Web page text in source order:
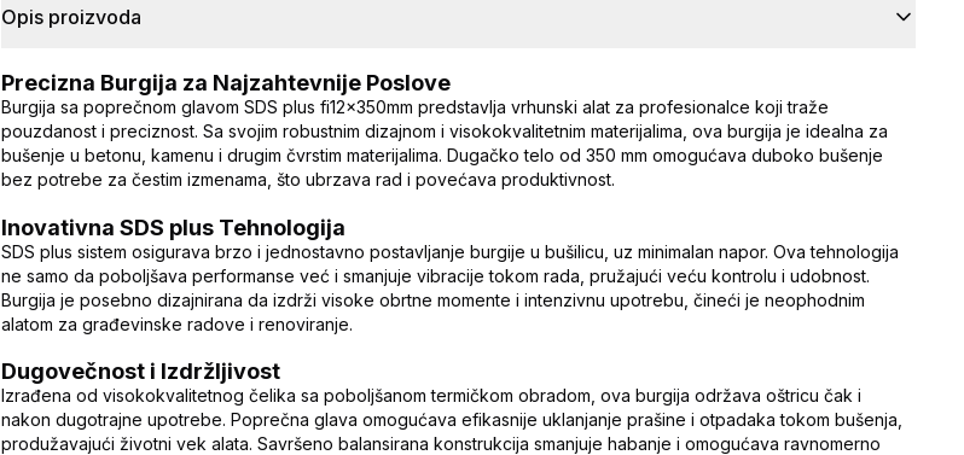
Opis proizvoda
Precizna Burgija za Najzahtevnije Poslove
Burgija sa poprečnom glavom SDS plus fi12×350mm predstavlja vrhunski alat za profesionalce koji traže
pouzdanost i preciznost. Sa svojim robustnim dizajnom i visokokvalitetnim materijalima, ova burgija je idealna za
bušenje u betonu, kamenu i drugim čvrstim materijalima. Dugačko telo od 350 mm omogućava duboko bušenje
bez potrebe za čestim izmenama, što ubrzava rad i povećava produktivnost.
Inovativna SDS plus Tehnologija
SDS plus sistem osigurava brzo i jednostavno postavljanje burgije u bušilicu, uz minimalan napor. Ova tehnologija
ne samo da poboljšava performanse već i smanjuje vibracije tokom rada, pružajući veću kontrolu i udobnost.
Burgija je posebno dizajnirana da izdrži visoke obrtne momente i intenzivnu upotrebu, čineći je neophodnim
alatom za građevinske radove i renoviranje.
Dugovečnost i Izdržljivost
Izrađena od visokokvalitetnog čelika sa poboljšanom termičkom obradom, ova burgija održava oštricu čak i
nakon dugotrajne upotrebe. Poprečna glava omogućava efikasnije uklanjanje prašine i otpadaka tokom bušenja,
produžavajući životni vek alata. Savršeno balansirana konstrukcija smanjuje habanje i omogućava ravnomerno